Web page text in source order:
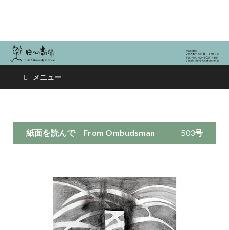
日々の新聞
メニュー
紙面を読んでFrom Ombudsman 503号